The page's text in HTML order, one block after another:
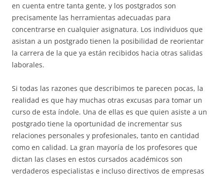
en cuenta entre tanta gente, y los postgrados son
precisamente las herramientas adecuadas para
concentrarse en cualquier asignatura. Los individuos que
asistan a un postgrado tienen la posibilidad de reorientar
la carrera de la que ya están recibidos hacia otras salidas
laborales.
Si todas las razones que describimos te parecen pocas, la
realidad es que hay muchas otras excusas para tomar un
curso de esta índole. Una de ellas es que quien asiste a un
postgrado tiene la oportunidad de incrementar sus
relaciones personales y profesionales, tanto en cantidad
como en calidad. La gran mayoría de los profesores que
dictan las clases en estos cursados académicos son
verdaderos especialistas e incluso directivos de empresas